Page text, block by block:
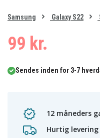
of
Samsung Galaxy S22
99 kr.
Sendes inden for 3-7
12 måneders
Hurtig levering